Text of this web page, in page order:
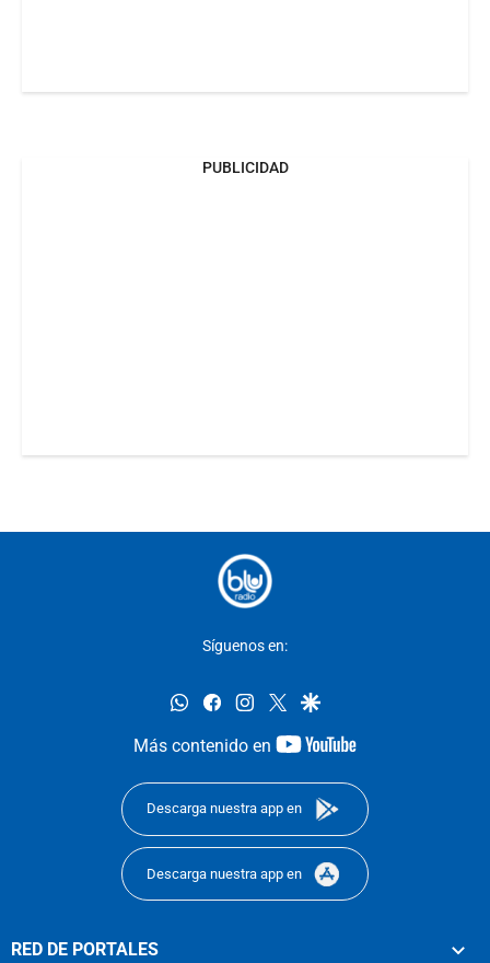
PUBLICIDAD
Síguenos en:
whatsappfacebookinstagram
twittergoogle
Más contenido en
youtube-
Descarga nuestra app en
Descarga nuestra app en
RED DE PORTALES